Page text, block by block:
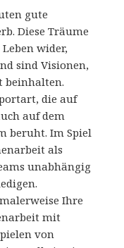
gute
Diese Träume
wider,
sind Visionen,
beinhalten.
die auf
auf dem
beruht. Im Spiel
als
unabhängig
Ihre
mit
von